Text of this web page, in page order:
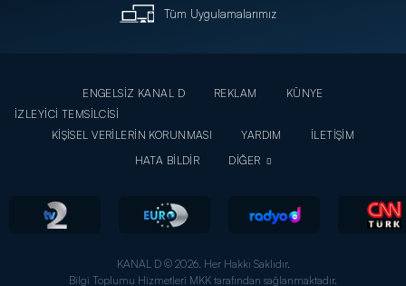
Tüm Uygulamalarımız
ENGELSİZ KANAL D REKLAM
KÜNYE
İZLEYİCİ TEMSİLCİSİ
KİŞİSEL VERİLERİN KORUNMASI
YARDIM
İLETİŞİM
HATA BİLDİR
DİĞER
KANAL D © 2026. Her Hakkı Saklıdır.
Bilgi Toplumu Hizmetleri MKK tarafından sağlanmaktadır.